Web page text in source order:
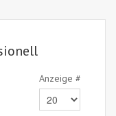
Anzeige #